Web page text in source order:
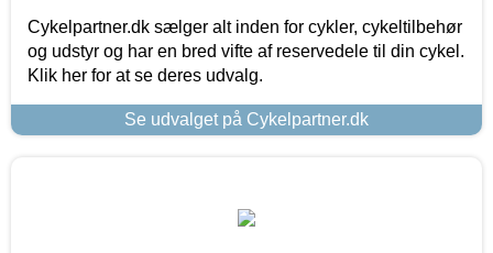
Cykelpartner.dk sælger alt inden for cykler, cykeltilbehør
og udstyr og har en bred vifte af reservedele til din cykel.
Klik her for at se deres udvalg.
Se udvalget på Cykelpartner.dk